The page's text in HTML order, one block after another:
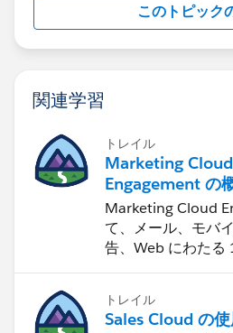
このトピック
関連学習
トレイル
Marketing Cloud
Engagement の
Marketing Cloud
て、メール、モバ
告、Web にわたる
トレイル
Sales Cloud の